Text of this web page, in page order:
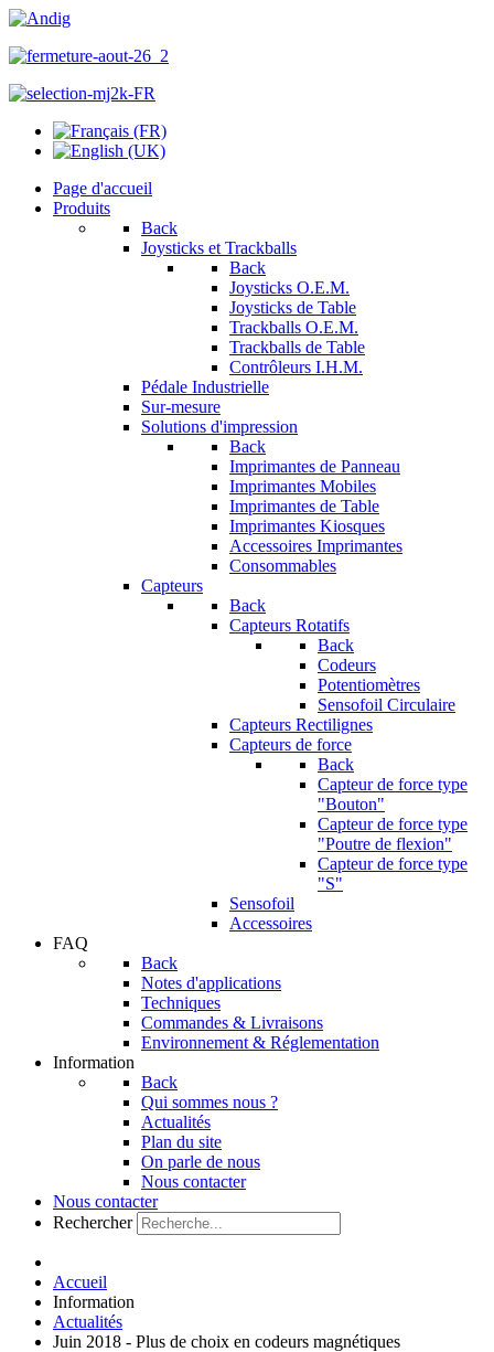
Page d'accueil
Produits
Back
Joysticks et Trackballs
Back
Joysticks O.E.M.
Joysticks de Table
Trackballs O.E.M.
Trackballs de Table
Contrôleurs I.H.M.
Pédale Industrielle
Sur-mesure
Solutions d'impression
Back
Imprimantes de Panneau
Imprimantes Mobiles
Imprimantes de Table
Imprimantes Kiosques
Accessoires Imprimantes
Consommables
Capteurs
Back
Capteurs Rotatifs
Back
Codeurs
Potentiomètres
Sensofoil Circulaire
Capteurs Rectilignes
Capteurs de force
Back
Capteur de force type
"Bouton"
Capteur de force type
"Poutre de flexion"
Capteur de force type
"S"
Sensofoil
Accessoires
FAQ
Back
Notes d'applications
Techniques
Commandes & Livraisons
Environnement & Réglementation
Information
Back
Qui sommes nous ?
Actualités
Plan du site
On parle de nous
Nous contacter
Nous contacter
Rechercher
Accueil
Information
Actualités
Juin 2018 - Plus de choix en codeurs magnétiques